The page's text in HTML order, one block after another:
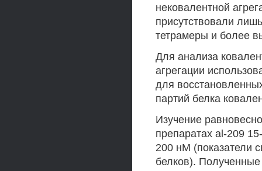
нековалентной
присутствовали
тетрамеры и более
Для анализа
агрегации
для
партий белка
Изучение
препаратах al-209
200 нМ (показатели
белков).